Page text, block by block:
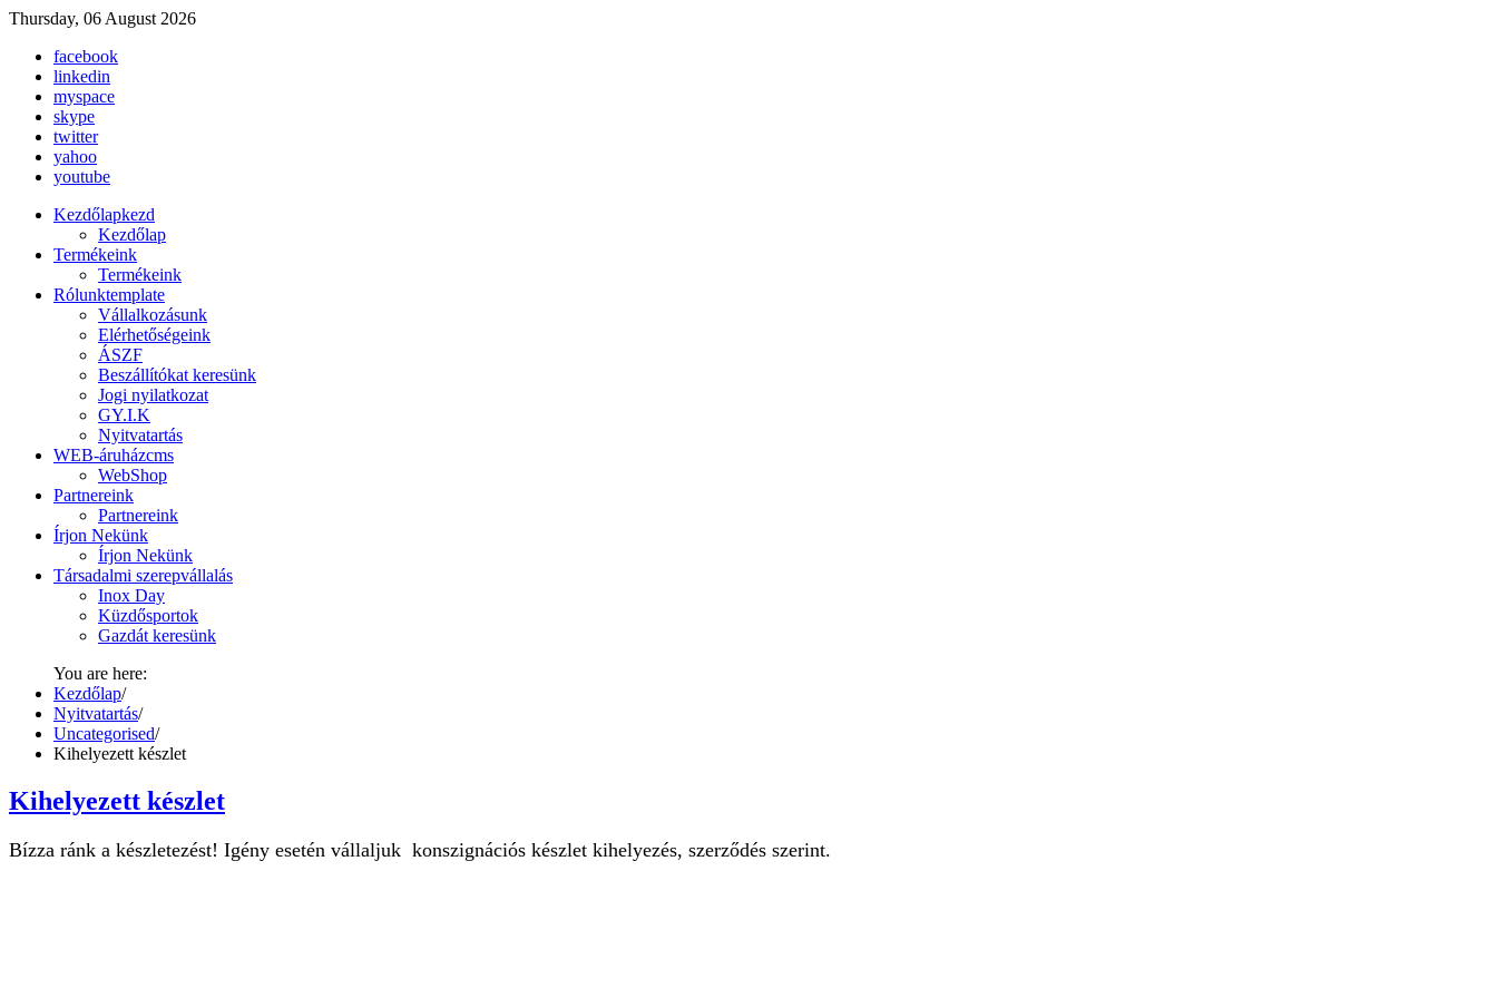
Thursday, 06 August 2026
facebook
linkedin
myspace
skype
twitter
yahoo
youtube
Kezdőlapkezd
Kezdőlap
Termékeink
Termékeink
Rólunktemplate
Vállalkozásunk
Elérhetőségeink
ÁSZF
Beszállítókat keresünk
Jogi nyilatkozat
GY.I.K
Nyitvatartás
WEB-áruházcms
WebShop
Partnereink
Partnereink
Írjon Nekünk
Írjon Nekünk
Társadalmi szerepvállalás
Inox Day
Küzdősportok
Gazdát keresünk
You are here:
Kezdőlap/
Nyitvatartás/
Uncategorised/
Kihelyezett készlet
Kihelyezett készlet
Bízza ránk a készletezést! Igény esetén vállaljuk konszignációs készlet kihelyezés, szerződés szerint.